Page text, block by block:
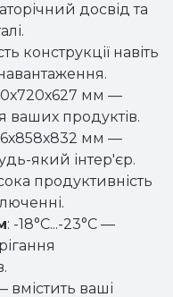
досвід та
конструкції навіть
мм —
ваших продуктів.
мм —
який інтер'єр.
продуктивність
: -18°C...-23°C —
вмістить ваші